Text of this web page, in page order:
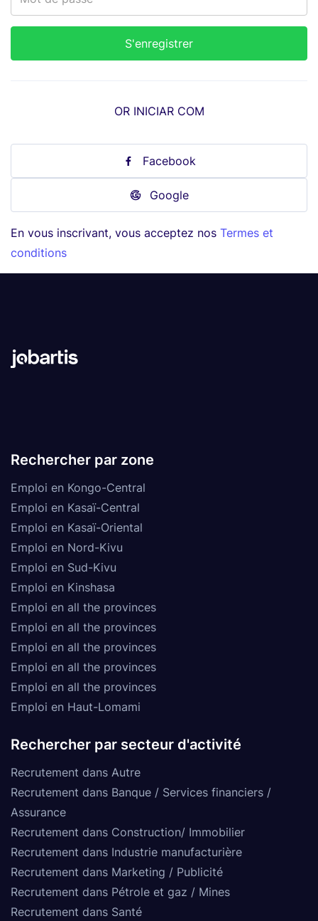
OR INICIAR COM
Facebook
Google
En vous inscrivant, vous acceptez nos Termes et
conditions
Rechercher par zone
Emploi en Kongo-Central
Emploi en Kasaï-Central
Emploi en Kasaï-Oriental
Emploi en Nord-Kivu
Emploi en Sud-Kivu
Emploi en Kinshasa
Emploi en all the provinces
Emploi en all the provinces
Emploi en all the provinces
Emploi en all the provinces
Emploi en all the provinces
Emploi en Haut-Lomami
Rechercher par secteur d'activité
Recrutement dans Autre
Recrutement dans Banque / Services financiers /
Assurance
Recrutement dans Construction/ Immobilier
Recrutement dans Industrie manufacturière
Recrutement dans Marketing / Publicité
Recrutement dans Pétrole et gaz / Mines
Recrutement dans Santé